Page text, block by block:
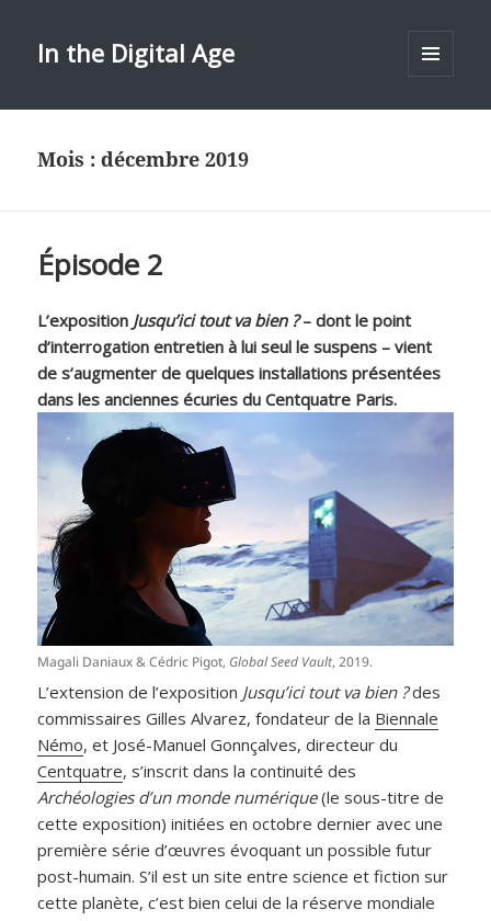
In the Digital Age
Mois :décembre 2019
Épisode 2
L’exposition Jusqu’ici tout va bien ?– dont le point
d’interrogation entretien à lui seul le suspens – vient
de s’augmenter de quelques installations présentées
dans les anciennes écuries du Centquatre Paris.
Magali Daniaux & Cédric Pigot, Global Seed Vault, 2019.
L’extension de l’exposition Jusqu’ici tout va bien ?des
commissaires Gilles Alvarez, fondateur de la Biennale
Némo, et José-Manuel Gonnçalves, directeur du
Centquatre, s’inscrit dans la continuité des
Archéologies d’un monde numérique(le sous-titre de
cette exposition) initiées en octobre dernier avec une
première série d’œuvres évoquant un possible futur
post-humain. S’il est un site entre science et fiction sur
cette planète, c’est bien celui de la réserve mondiale